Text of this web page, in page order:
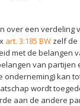
over een verdeling
art. 3:185 BW zelf de
met de belangen
van partijen
onderneming) kan
wordt
aan de andere